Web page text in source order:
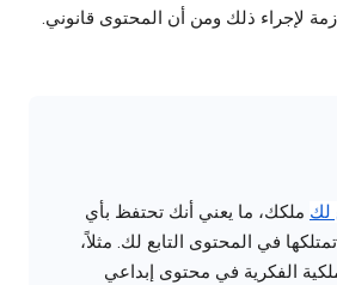
لإجراء ذلك ومن أن المحتوى قانوني.
لك ملكك، ما يعني أنك تحتفظ بأي
تمتلكها في المحتوى التابع لك. مثلاً،
الفكرية في محتوى إبداعي